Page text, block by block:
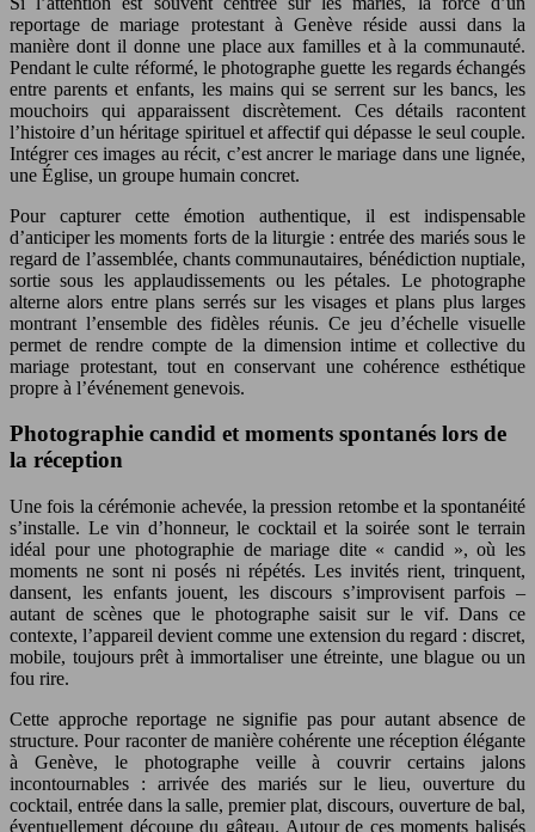
reportage de mariage protestant à Genève réside aussi dans la
manière dont il donne une place aux familles et à la communauté.
Pendant le culte réformé, le photographe guette les regards échangés
entre parents et enfants, les mains qui se serrent sur les bancs, les
mouchoirs qui apparaissent discrètement. Ces détails racontent
l’histoire d’un héritage spirituel et affectif qui dépasse le seul couple.
Intégrer ces images au récit, c’est ancrer le mariage dans une lignée,
une Église, un groupe humain concret.
Pour capturer cette émotion authentique, il est indispensable
d’anticiper les moments forts de la liturgie : entrée des mariés sous le
regard de l’assemblée, chants communautaires, bénédiction nuptiale,
sortie sous les applaudissements ou les pétales. Le photographe
alterne alors entre plans serrés sur les visages et plans plus larges
montrant l’ensemble des fidèles réunis. Ce jeu d’échelle visuelle
permet de rendre compte de la dimension intime et collective du
mariage protestant, tout en conservant une cohérence esthétique
propre à l’événement genevois.
Photographie candid et moments spontanés lors de
la réception
Une fois la cérémonie achevée, la pression retombe et la spontanéité
s’installe. Le vin d’honneur, le cocktail et la soirée sont le terrain
idéal pour une photographie de mariage dite « candid », où les
moments ne sont ni posés ni répétés. Les invités rient, trinquent,
dansent, les enfants jouent, les discours s’improvisent parfois –
autant de scènes que le photographe saisit sur le vif. Dans ce
contexte, l’appareil devient comme une extension du regard : discret,
mobile, toujours prêt à immortaliser une étreinte, une blague ou un
fou rire.
Cette approche reportage ne signifie pas pour autant absence de
structure. Pour raconter de manière cohérente une réception élégante
à Genève, le photographe veille à couvrir certains jalons
incontournables : arrivée des mariés sur le lieu, ouverture du
cocktail, entrée dans la salle, premier plat, discours, ouverture de bal,
éventuellement découpe du gâteau. Autour de ces moments balisés